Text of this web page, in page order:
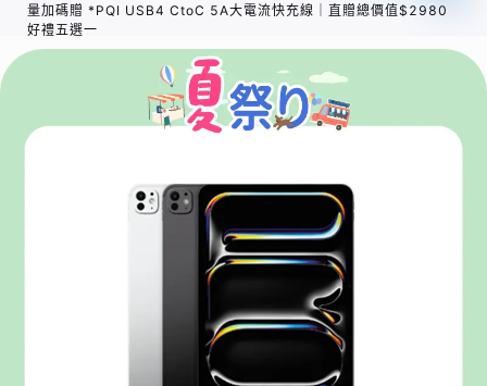
量加碼贈 *PQI USB4 CtoC 5A大電流快充線｜直贈總價值$2980
好禮五選一